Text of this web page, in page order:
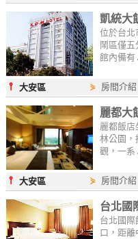
凱統大
位於台北
鬧區僅五
館內備
⫯大安區 ⋟ 房間介紹
麗都大
麗都飯店
林公園，
觀，一
⫯大安區 ⋟ 房間介紹
台北國
台北國際
口，距離